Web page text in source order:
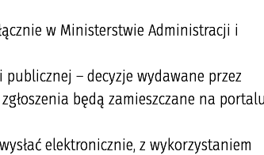
w Ministerstwie Administracji i
– decyzje wydawane przez
będą zamieszczane na portalu
elektronicznie, z wykorzystaniem